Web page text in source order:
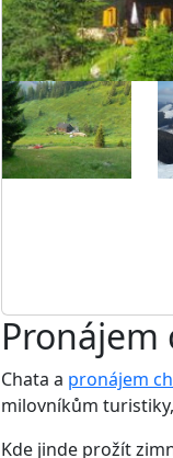
Pronájem
Chata a pronájem
milovníkům
Kde jinde prožít